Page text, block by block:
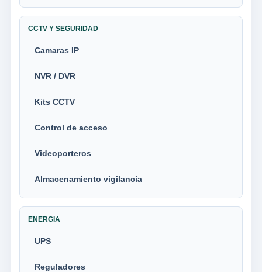
CCTV Y SEGURIDAD
Camaras IP
NVR / DVR
Kits CCTV
Control de acceso
Videoporteros
Almacenamiento vigilancia
ENERGIA
UPS
Reguladores